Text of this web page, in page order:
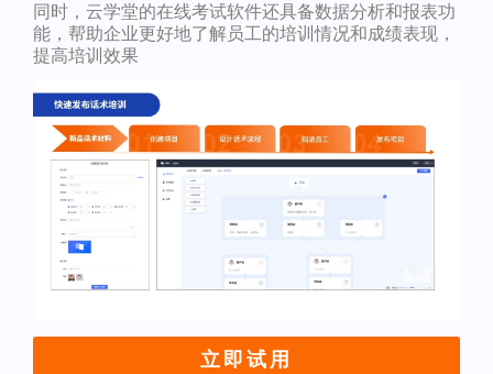
同时，云学堂的在线考试软件还具备数据分析和报表功
能，帮助企业更好地了解员工的培训情况和成绩表现，
提高培训效果
立即试用